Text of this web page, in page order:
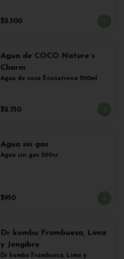
$2.500
Agua de COCO Nature´s
Charm
Agua de coco Econutrena 500ml
$2.750
Agua sin gas
Agua sin gas 500cc
$950
Dr kombu Frambuesa, Lima
y Jengibre
Dr kombu Frambuesa, Lima y